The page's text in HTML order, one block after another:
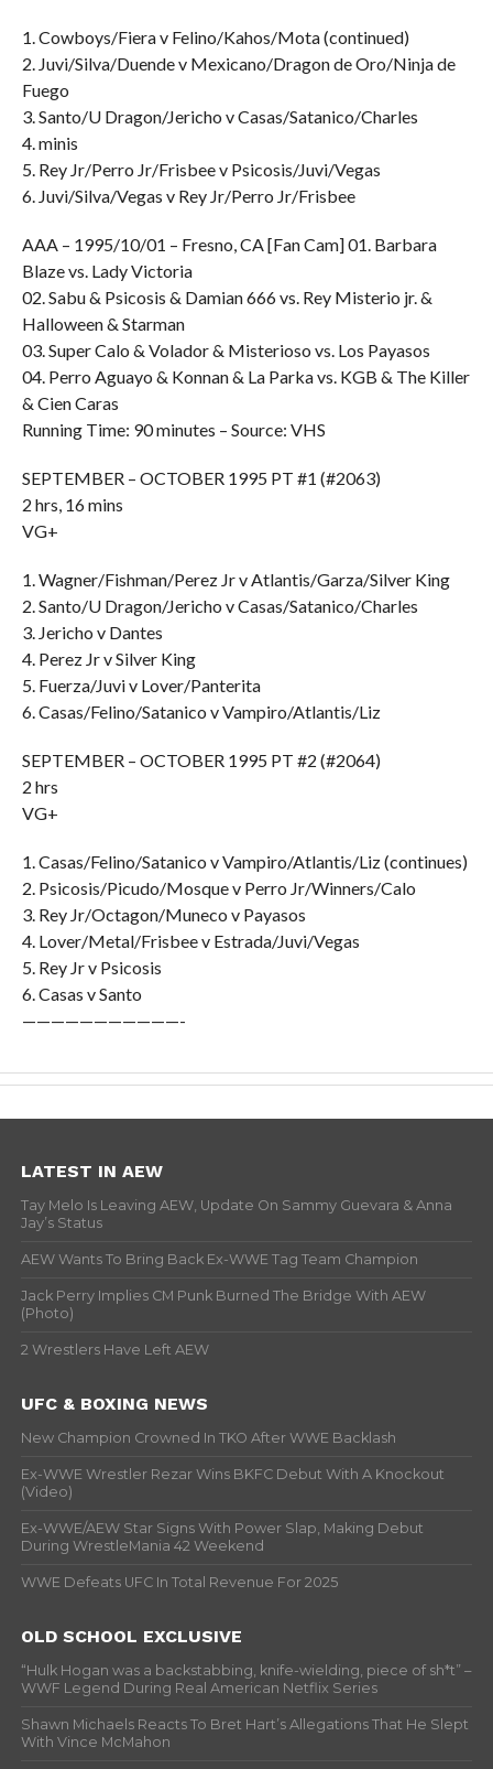
1. Cowboys/Fiera v Felino/Kahos/Mota (continued)
2. Juvi/Silva/Duende v Mexicano/Dragon de Oro/Ninja de
Fuego
3. Santo/U Dragon/Jericho v Casas/Satanico/Charles
4. minis
5. Rey Jr/Perro Jr/Frisbee v Psicosis/Juvi/Vegas
6. Juvi/Silva/Vegas v Rey Jr/Perro Jr/Frisbee
AAA – 1995/10/01 – Fresno, CA [Fan Cam] 01. Barbara
Blaze vs. Lady Victoria
02. Sabu & Psicosis & Damian 666 vs. Rey Misterio jr. &
Halloween & Starman
03. Super Calo & Volador & Misterioso vs. Los Payasos
04. Perro Aguayo & Konnan & La Parka vs. KGB & The Killer
& Cien Caras
Running Time: 90 minutes – Source: VHS
SEPTEMBER – OCTOBER 1995 PT #1 (#2063)
2 hrs, 16 mins
VG+
1. Wagner/Fishman/Perez Jr v Atlantis/Garza/Silver King
2. Santo/U Dragon/Jericho v Casas/Satanico/Charles
3. Jericho v Dantes
4. Perez Jr v Silver King
5. Fuerza/Juvi v Lover/Panterita
6. Casas/Felino/Satanico v Vampiro/Atlantis/Liz
SEPTEMBER – OCTOBER 1995 PT #2 (#2064)
2 hrs
VG+
1. Casas/Felino/Satanico v Vampiro/Atlantis/Liz (continues)
2. Psicosis/Picudo/Mosque v Perro Jr/Winners/Calo
3. Rey Jr/Octagon/Muneco v Payasos
4. Lover/Metal/Frisbee v Estrada/Juvi/Vegas
5. Rey Jr v Psicosis
6. Casas v Santo
———————————-
LATEST IN AEW
Tay Melo Is Leaving AEW, Update On Sammy Guevara & Anna
Jay’s Status
AEW Wants To Bring Back Ex-WWE Tag Team Champion
Jack Perry Implies CM Punk Burned The Bridge With AEW
(Photo)
2 Wrestlers Have Left AEW
UFC & BOXING NEWS
New Champion Crowned In TKO After WWE Backlash
Ex-WWE Wrestler Rezar Wins BKFC Debut With A Knockout
(Video)
Ex-WWE/AEW Star Signs With Power Slap, Making Debut
During WrestleMania 42 Weekend
WWE Defeats UFC In Total Revenue For 2025
OLD SCHOOL EXCLUSIVE
“Hulk Hogan was a backstabbing, knife-wielding, piece of sh*t” –
WWF Legend During Real American Netflix Series
Shawn Michaels Reacts To Bret Hart’s Allegations That He Slept
With Vince McMahon